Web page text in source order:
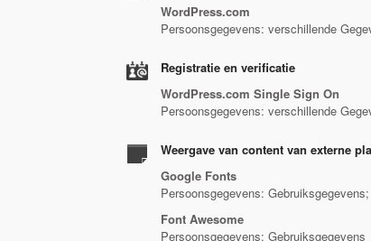
WordPress.com
Persoonsgegevens: verschillende
Registratie en verificatie
WordPress.com Single Sign On
Persoonsgegevens: verschillende
Weergave van content van externe
Google Fonts
Persoonsgegevens:
Font Awesome
Persoonsgegevens: Gebruiksgegevens